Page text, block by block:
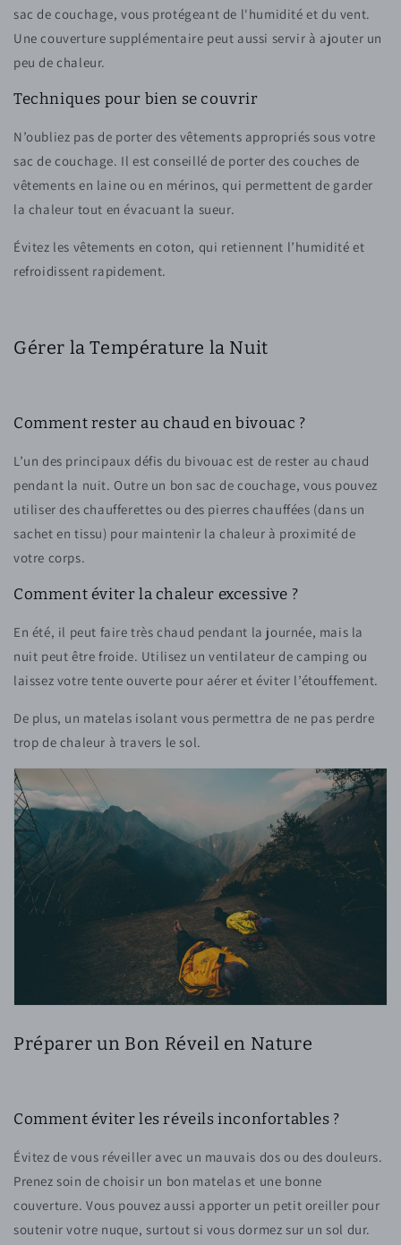
sac de couchage, vous protégeant de l'humidité et du vent.
Une couverture supplémentaire peut aussi servir à ajouter un
peu de chaleur.
Techniques pour bien se couvrir
N’oubliez pas de porter des vêtements appropriés sous votre
sac de couchage. Il est conseillé de porter des couches de
vêtements en laine ou en mérinos, qui permettent de garder
la chaleur tout en évacuant la sueur.
Évitez les vêtements en coton, qui retiennent l’humidité et
refroidissent rapidement.
Gérer la Température la Nuit
Comment rester au chaud en bivouac ?
L’un des principaux défis du bivouac est de rester au chaud
pendant la nuit. Outre un bon sac de couchage, vous pouvez
utiliser des chaufferettes ou des pierres chauffées (dans un
sachet en tissu) pour maintenir la chaleur à proximité de
votre corps.
Comment éviter la chaleur excessive ?
En été, il peut faire très chaud pendant la journée, mais la
nuit peut être froide. Utilisez un ventilateur de camping ou
laissez votre tente ouverte pour aérer et éviter l’étouffement.
De plus, un matelas isolant vous permettra de ne pas perdre
trop de chaleur à travers le sol.
Préparer un Bon Réveil en Nature
Comment éviter les réveils inconfortables ?
Évitez de vous réveiller avec un mauvais dos ou des douleurs.
Prenez soin de choisir un bon matelas et une bonne
couverture. Vous pouvez aussi apporter un petit oreiller pour
soutenir votre nuque, surtout si vous dormez sur un sol dur.